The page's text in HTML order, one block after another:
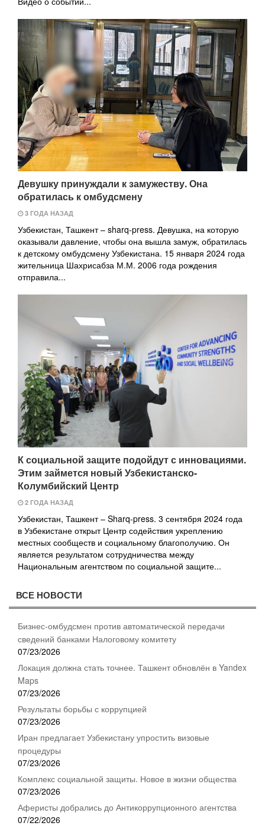
Девушку принуждали к замужеству. Она
обратилась к омбудсмену
3 ГОДА НАЗАД
Узбекистан, Ташкент – sharq-press. Девушка, на которую
оказывали давление, чтобы она вышла замуж, обратилась
к детскому омбудсмену Узбекистана. 15 января 2024 года
жительница Шахрисабза М.М. 2006 года рождения
отправила...
К социальной защите подойдут с инновациями.
Этим займется новый Узбекистанско-
Колумбийский Центр
2 ГОДА НАЗАД
Узбекистан, Ташкент – Sharq-press. 3 сентября 2024 года
в Узбекистане открыт Центр содействия укреплению
местных сообществ и социальному благополучию. Он
является результатом сотрудничества между
Национальным агентством по социальной защите...
ВСЕ НОВОСТИ
Бизнес-омбудсмен против автоматической передачи
сведений банками Налоговому комитету
07/23/2026
Локация должна стать точнее. Ташкент обновлён в Yandex
Maps
07/23/2026
Результаты борьбы с коррупцией
07/23/2026
Иран предлагает Узбекистану упростить визовые
процедуры
07/23/2026
Комплекс социальной защиты. Новое в жизни общества
07/23/2026
Аферисты добрались до Антикоррупционного агентства
07/22/2026